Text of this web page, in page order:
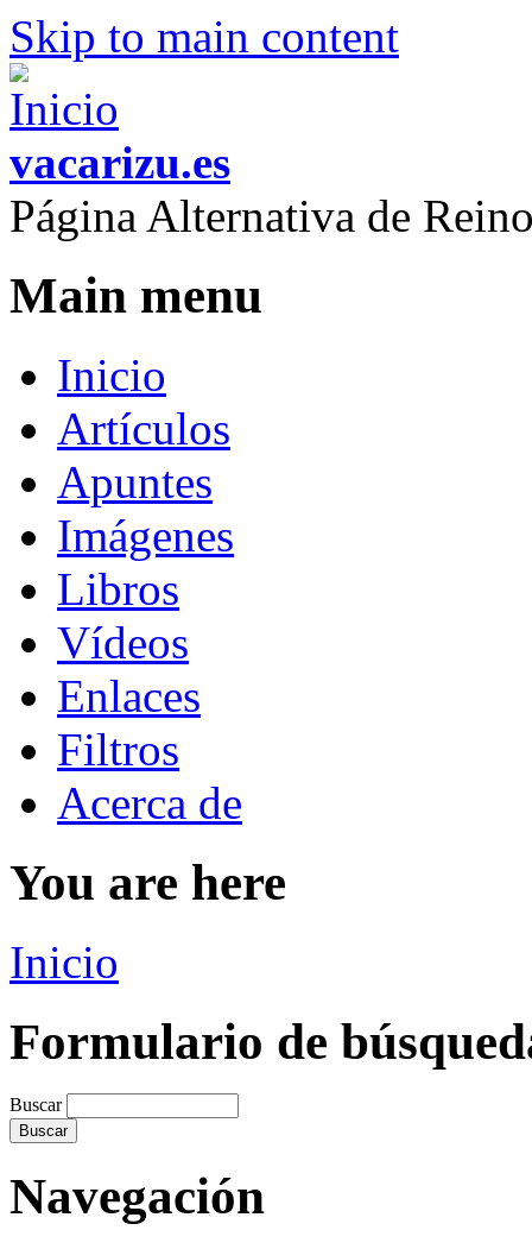
Skip to main content
vacarizu.es
Página Alternativa de
Main menu
Inicio
Artículos
Apuntes
Imágenes
Libros
Vídeos
Enlaces
Filtros
Acerca de
You are here
Inicio
Formulario de
Buscar
Navegación